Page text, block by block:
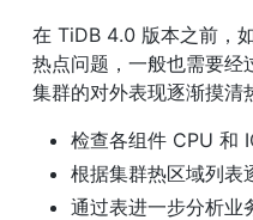
在 TiDB 4.0 版本之前，
热点问题，一般也需要经
集群的对外表现逐渐摸清
检查各组件 CPU 和
根据集群热区域列表
通过表进一步分析业